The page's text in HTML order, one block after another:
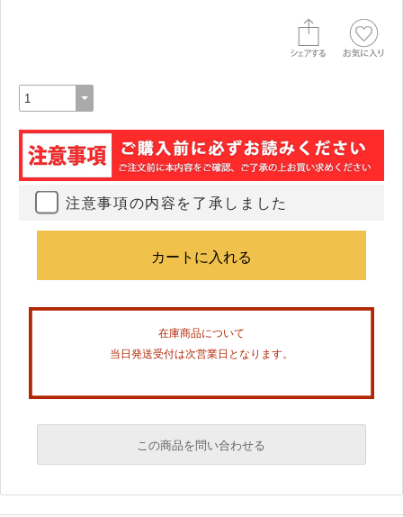
注意事項の内容を了承しました
在庫商品について
当日発送受付は次営業日となります。
この商品を問い合わせる